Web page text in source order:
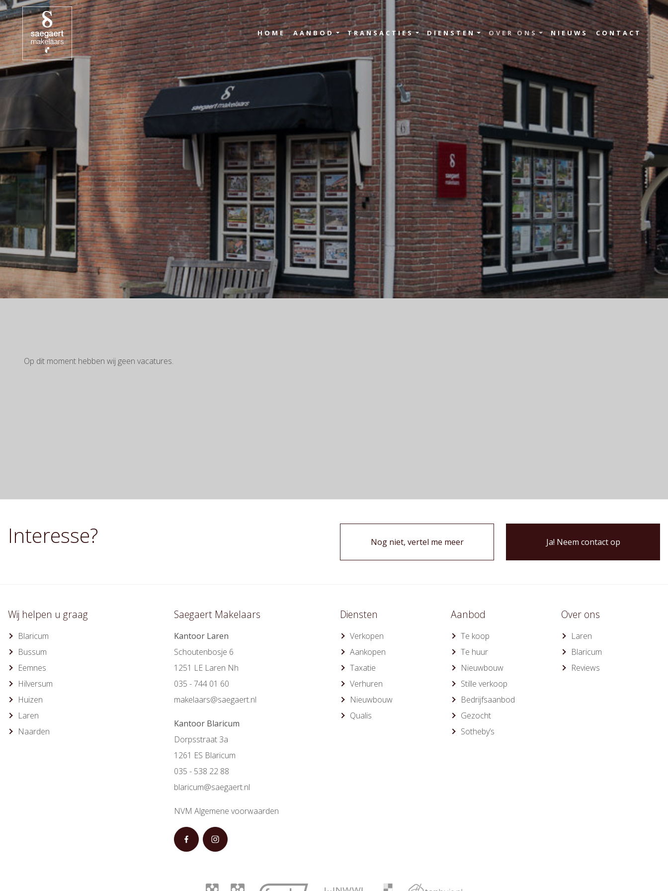
HOME AANBOD TRANSACTIES DIENSTEN OVER ONS NIEUWS CONTACT
Op dit moment hebben wij geen vacatures.
Interesse? Nog niet, vertel me meer Ja! Neem contact op
Wij helpen u graag
Blaricum
Bussum
Eemnes
Hilversum
Huizen
Laren
Naarden
Saegaert Makelaars
Kantoor Laren
Schoutenbosje 6
1251 LE Laren Nh
035 - 744 01 60
makelaars@saegaert.nl
Kantoor Blaricum
Dorpsstraat 3a
1261 ES Blaricum
035 - 538 22 88
blaricum@saegaert.nl
NVM Algemene voorwaarden
Diensten
Verkopen
Aankopen
Taxatie
Verhuren
Nieuwbouw
Qualis
Aanbod
Te koop
Te huur
Nieuwbouw
Stille verkoop
Bedrijfsaanbod
Gezocht
Sotheby’s
Over ons
Laren
Blaricum
Reviews